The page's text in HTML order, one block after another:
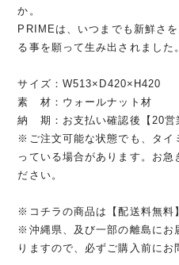
か。
PRIMEは、いつまでも新鮮さ
る事を願って生み出されました。
サイズ：W513×D420×H420
素 材：ウォールナット材
納 期：お支払い確認後【20営
※ご注文可能な状態でも、タイ
っている場合があります。お急
ださい。
※コチラの商品は【配送料無料
※沖縄県、及び一部の離島にお
りますので、必ずご購入前にお